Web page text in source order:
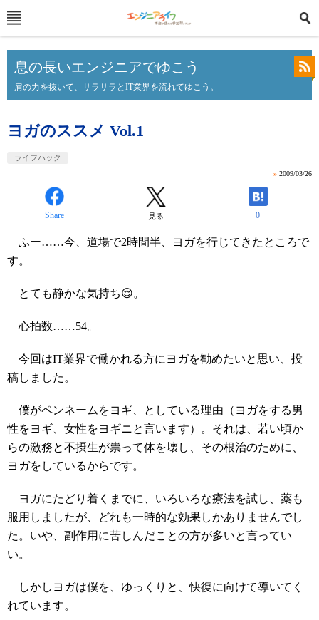
息の長いエンジニアでゆこう
肩の力を抜いて、サラサラとIT業界を流れてゆこう。
ヨガのススメ Vol.1
ライフハック
» 2009/03/26
Share 見る 0
ふー……今、道場で2時間半、ヨガを行じてきたところで
す。
とても静かな気持ち😌。
心拍数……54。
今回はIT業界で働かれる方にヨガを勧めたいと思い、投
稿しました。
僕がペンネームをヨギ、としている理由（ヨガをする男
性をヨギ、女性をヨギニと言います）。それは、若い頃か
らの激務と不摂生が祟って体を壊し、その根治のために、
ヨガをしているからです。
ヨガにたどり着くまでに、いろいろな療法を試し、薬も
服用しましたが、どれも一時的な効果しかありませんでし
た。いや、副作用に苦しんだことの方が多いと言ってい
い。
しかしヨガは僕を、ゆっくりと、快復に向けて導いてく
れています。